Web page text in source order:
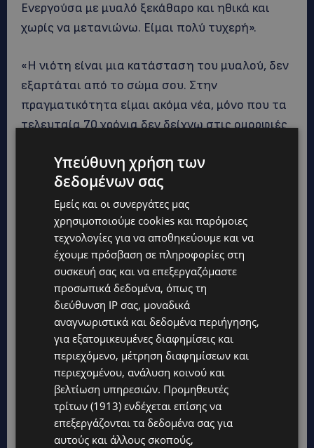
Ενεργούσα με μυαλό ξεκάθαρο και ηθικά και
χωρίς να μετανιώνω. Είμαι πολύ τυχερή».
«Η νιότη είναι μια κατάσταση του μυαλού, δεν
εξαρτάται από το σώμα σου. Στην
πραγματικότητα είμαι ακόμα νέα, μόνο που τα
τελευταία 70 χρόνια δεν δείχνω στις ομορφιές
Όταν, τέλος, κάποτε σε μια συνέντευξη ένας
δημοσιογράφος της είπε: «Μαντάμ, ελπίζω να
τα ξαναπούμε την επόμενη χρονιά», εκείνη του
απάντησε: «Γιατί όχι; Δεν είσαι τόσο
ηλικιωμένος, ακόμα εδώ θα είσαι!».
Υπεύθυνη χρήση των
δεδομένων σας
Εμείς και οι συνεργάτες μας
χρησιμοποιούμε cookies και παρόμοιες
τεχνολογίες για να αποθηκεύουμε και να
έχουμε πρόσβαση σε πληροφορίες στη
συσκευή σας και να επεξεργαζόμαστε
προσωπικά δεδομένα, όπως τη
διεύθυνση IP σας, μοναδικά
αναγνωριστικά και δεδομένα περιήγησης,
για εξατομικευμένες διαφημίσεις και
περιεχόμενο, μέτρηση διαφημίσεων και
περιεχομένου, ανάλυση κοινού και
βελτίωση υπηρεσιών. Προμηθευτές
τρίτων (1913) ενδέχεται επίσης να
επεξεργάζονται τα δεδομένα σας για
αυτούς και άλλους σκοπούς,